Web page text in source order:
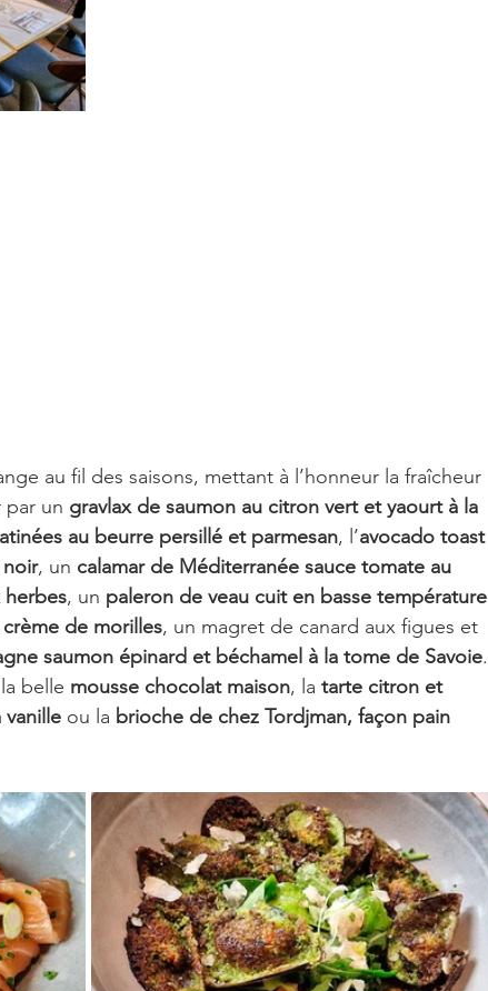
au fil des saisons, mettant à l’honneur la fraîcheur
par un gravlax de saumon au citron vert et yaourt à la
au beurre persillé et parmesan, l’avocado toast
, un calamar de Méditerranée sauce tomate au
herbes, un paleron de veau cuit en basse température
de morilles, un magret de canard aux figues et
saumon épinard et béchamel à la tome de Savoie.
belle mousse chocolat maison, la tarte citron et
vanille ou la brioche de chez Tordjman, façon pain